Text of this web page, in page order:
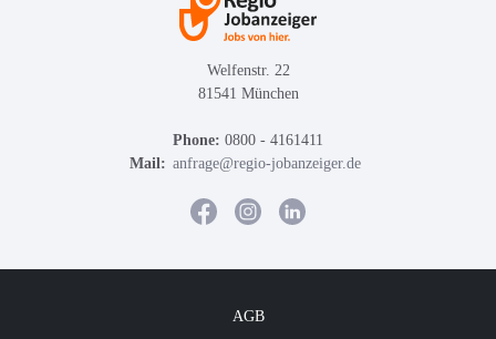
Welfenstr. 22
81541 München
Phone: 0800 - 4161411
Mail: anfrage@regio-jobanzeiger.de
AGB